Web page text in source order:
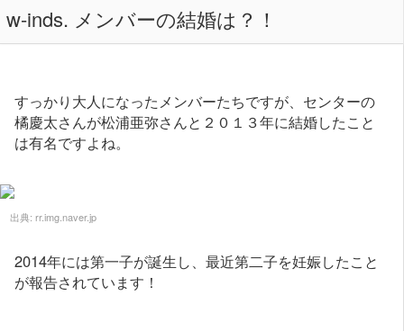
w-inds. メンバーの結婚は？！
すっかり大人になったメンバーたちですが、センターの
橘慶太さんが松浦亜弥さんと２０１３年に結婚したこと
は有名ですよね。
出典: rr.img.naver.jp
2014年には第一子が誕生し、最近第二子を妊娠したこと
が報告されています！